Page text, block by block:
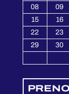
08
09
15
16
22
23
29
30